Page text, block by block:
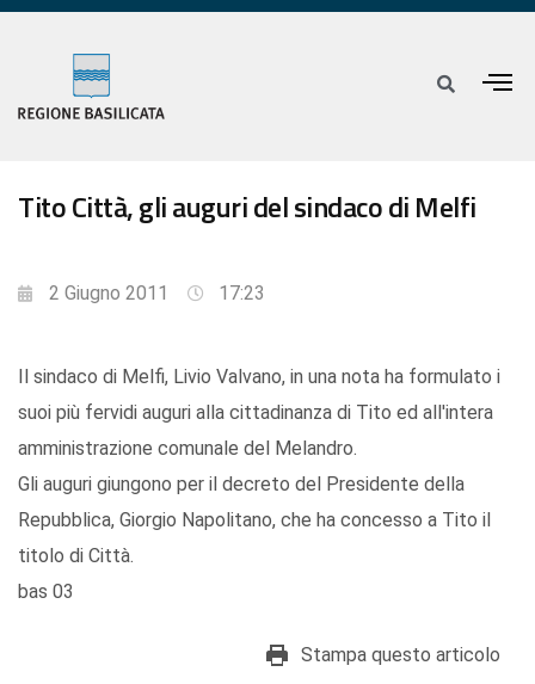
Tito Città, gli auguri del sindaco di Melfi
2 Giugno 2011 17:23
Il sindaco di Melfi, Livio Valvano, in una nota ha formulato i
suoi più fervidi auguri alla cittadinanza di Tito ed all'intera
amministrazione comunale del Melandro.
Gli auguri giungono per il decreto del Presidente della
Repubblica, Giorgio Napolitano, che ha concesso a Tito il
titolo di Città.
bas 03
Stampa questo articolo